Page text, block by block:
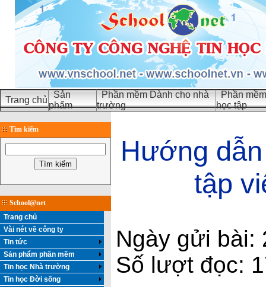
Trang chủ
Sản
phẩm
Phần mềm Dành cho nhà
trường
Phần
học tập
Tìm kiếm
School@net
Trang chủ
Vài nét về công ty
Tin tức
Sản phẩm phần mềm
Tin học Nhà trường
Tin học Đời sống
Hướng
tập
Ngày gửi bài:
Số lượt đọc: